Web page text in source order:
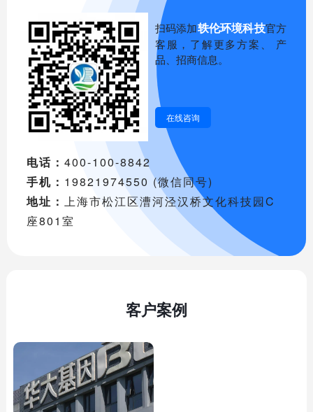
扫码添加轶伦环境科技官方
客服，了解更多方案、 产
品、招商信息。
在线咨询
电话： 400-100-8842
手机： 19821974550 (微信同号)
地址： 上海市松江区漕河泾汉桥文化科技园C
座801室
客户案例